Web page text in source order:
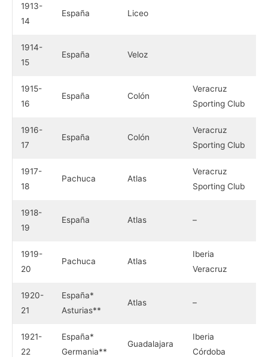
1913-
14
España Liceo
1914-
15
España Veloz
1915-
16
España Colón
Veracruz
Sporting Club
1916-
17
España Colón
Veracruz
Sporting Club
1917-
18
Pachuca Atlas
Veracruz
Sporting Club
1918-
19
España Atlas –
1919-
20
Pachuca Atlas
Iberia
Veracruz
1920-
21
España*
Asturias**
Atlas –
1921-
22
España*
Germania**
Guadalajara
Iberia
Córdoba